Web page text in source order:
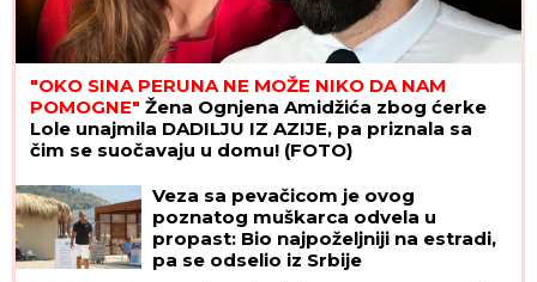
"OKO SINA PERUNA NE MOŽE NIKO DA NAM
POMOGNE" Žena Ognjena Amidžića zbog ćerke
Lole unajmila DADILJU IZ AZIJE, pa priznala sa
čim se suočavaju u domu! (FOTO)
Veza sa pevačicom je ovog
poznatog muškarca odvela u
propast: Bio najpoželjniji na estradi,
pa se odselio iz Srbije